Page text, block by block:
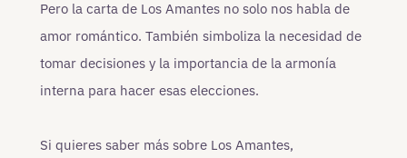
Pero la carta de Los Amantes no solo nos habla de
amor romántico. También simboliza la necesidad de
tomar decisiones y la importancia de la armonía
interna para hacer esas elecciones.
Si quieres saber más sobre Los Amantes,